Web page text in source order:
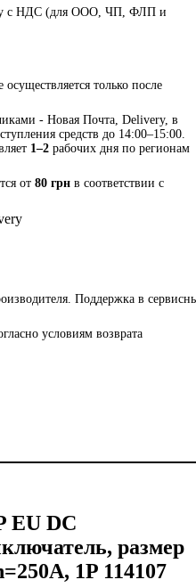
с НДС (для ООО, ЧП, ФЛП и
только после
- Новая Почта, Delivery, в
средств до 14:00–15:00.
1–2 рабочих дня по регионам
от 80 грн в соответствии с
Поддержка в
условиям возврата
EU DC
размер
1P 114107